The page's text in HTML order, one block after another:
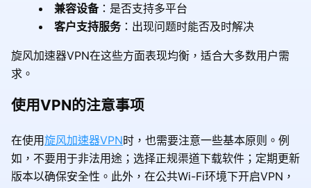
兼容设备：是否支持多平台
客户支持服务：出现问题时能否及时解决
旋风加速器VPN在这些方面表现均衡，适合大多数用户需
求。
使用VPN的注意事项
在使用旋风加速器VPN时，也需要注意一些基本原则。例
如，不要用于非法用途；选择正规渠道下载软件；定期更新
版本以确保安全性。此外，在公共Wi-Fi环境下开启VPN，